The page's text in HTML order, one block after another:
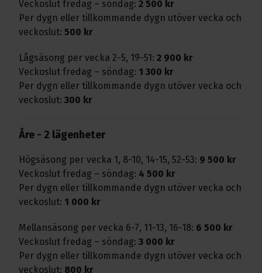
Veckoslut fredag – söndag: 2 500 kr
Per dygn eller tillkommande dygn utöver vecka och
veckoslut: 500 kr
Lågsäsong per vecka 2-5, 19-51: 2 900 kr
Veckoslut fredag – söndag: 1 300 kr
Per dygn eller tillkommande dygn utöver vecka och
veckoslut: 300 kr
Åre - 2 lägenheter
Högsäsong per vecka 1, 8-10, 14-15, 52-53: 9 500 kr
Veckoslut fredag – söndag: 4 500 kr
Per dygn eller tillkommande dygn utöver vecka och
veckoslut: 1 000 kr
Mellansäsong per vecka 6-7, 11-13, 16-18: 6 500 kr
Veckoslut fredag – söndag: 3 000 kr
Per dygn eller tillkommande dygn utöver vecka och
veckoslut: 800 kr